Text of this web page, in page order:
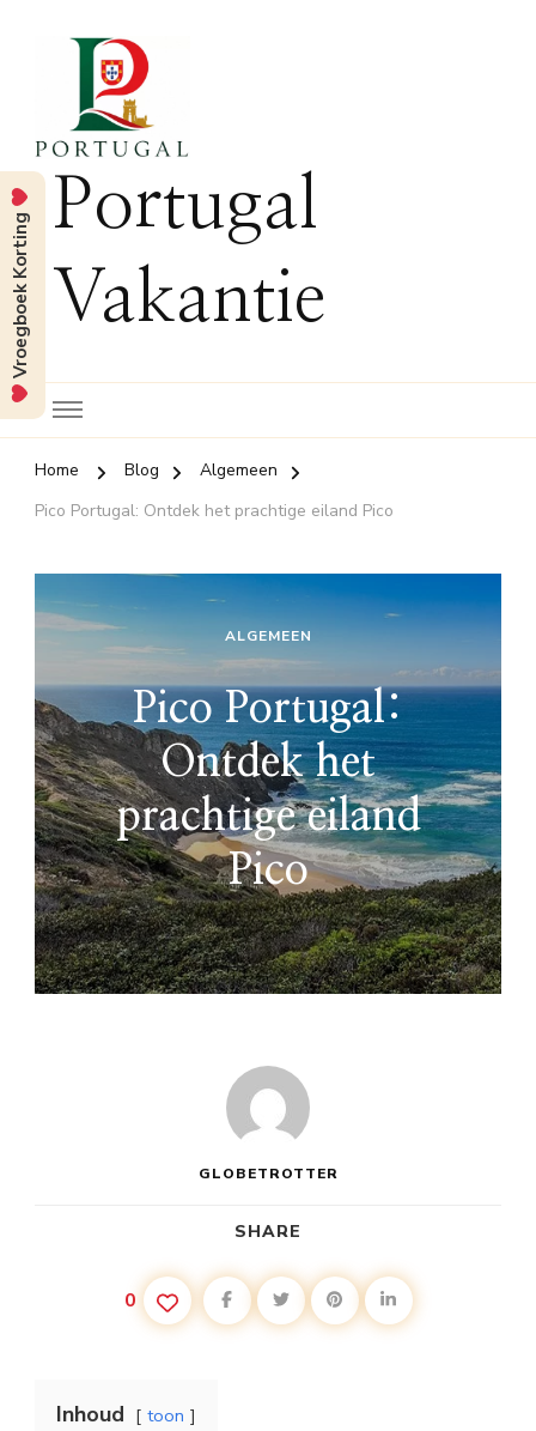
Portugal
Vakantie
Home Blog
Algemeen
Pico Portugal: Ontdek het prachtige eiland Pico
ALGEMEEN
Pico Portugal:
Ontdek het
prachtige eiland
Pico
GLOBETROTTER
SHARE
0
Inhoud toon
Vroegboek Korting